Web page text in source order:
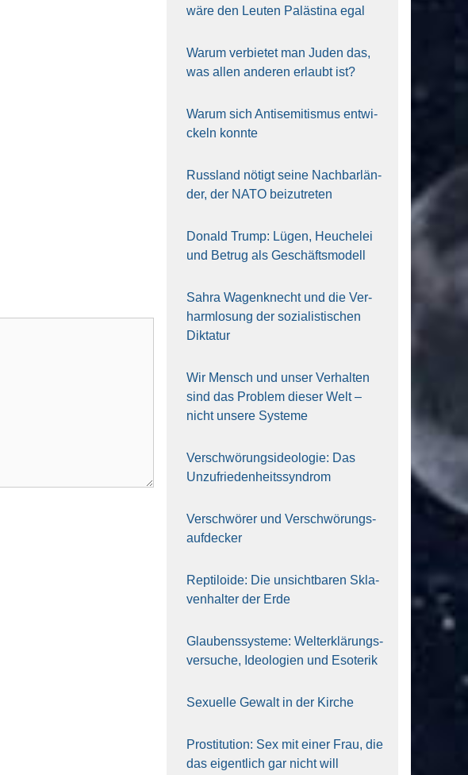
wäre den Leu­ten Paläs­ti­na egal
War­um ver­bie­tet man Juden das,
was allen ande­ren erlaubt ist?
War­um sich Anti­se­mi­tis­mus ent­wi­
ckeln konn­te
Russ­land nötigt sei­ne Nach­bar­län­
der, der NATO bei­zu­tre­ten
Donald Trump: Lügen, Heu­che­lei
und Betrug als Geschäfts­mo­dell
Sahra Wagen­knecht und die Ver­
harm­lo­sung der sozia­lis­ti­schen
Dik­ta­tur
Wir Mensch und unser Ver­hal­ten
sind das Pro­blem die­ser Welt –
nicht unse­re Sys‍te‍me
Ver­schwö­rungs­ideo­lo­gie: Das
Unzufrieden­heitssyndrom
Ver­schwö­rer und Verschwörungs­
aufdecker
Rep­ti­lo­ide: Die unsicht­ba­ren Skla­
ven­hal­ter der Erde
Glau­bens­sys­te­me: Welt­erklä­rungs­
ver­su­che, Ideo­lo­gien und Eso­te­rik
Sexu­el­le Gewalt in der Kir­che
Pro­sti­tu­ti­on: Sex mit einer Frau, die
das eigent­lich gar nicht will